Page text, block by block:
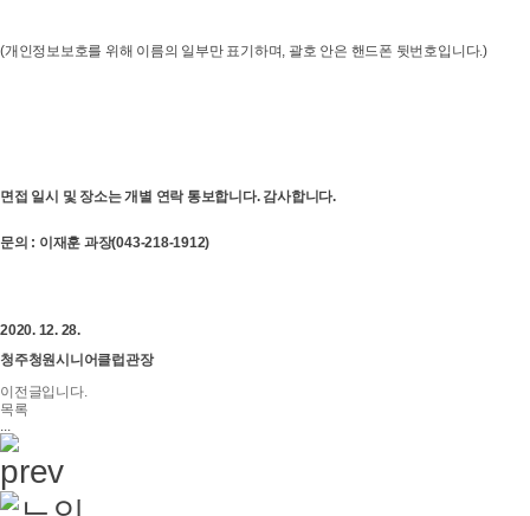
(개인정보보호를 위해 이름의 일부만 표기하며, 괄호 안은 핸드폰 뒷번호입니다.)
면접 일시 및 장소는 개별 연락 통보합니다. 감사합니다.
문의 : 이재훈 과장(043-218-1912)
2020. 12. 28.
청주청원시니어클럽관장
이전글입니다.
목록